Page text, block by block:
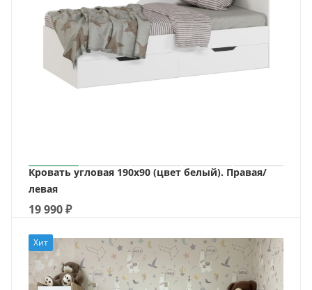
Кровать угловая 190х90 (цвет белый). Правая/
левая
19 990₽
Хит